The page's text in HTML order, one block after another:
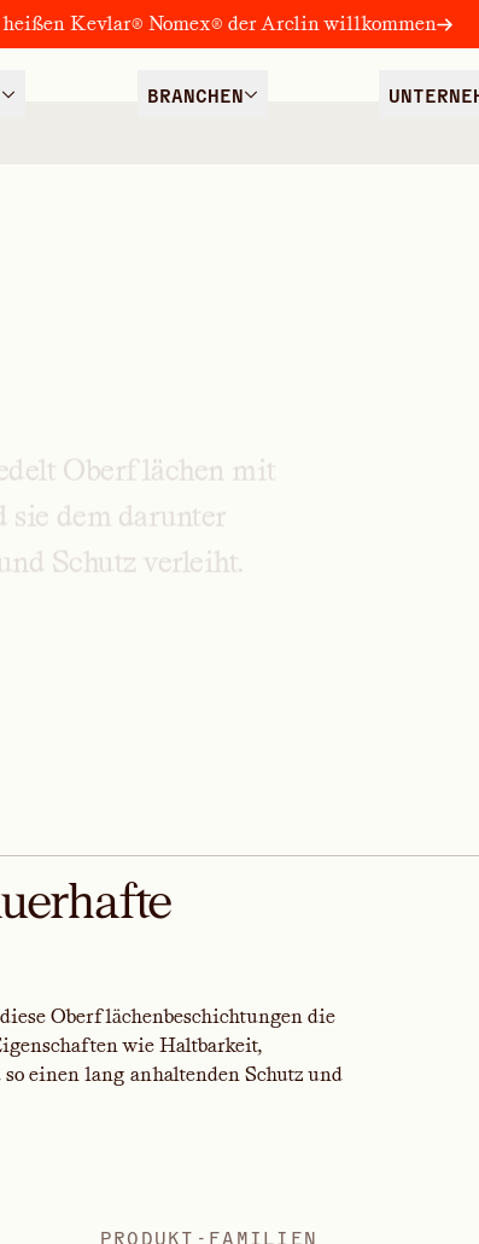
Kevlar® Nomex® der Arclin willkommen
BRANCHEN
Oberflächen mit
sie dem darunter
Schutz verleiht.
Oberflächenbeschichtungen die
wie Haltbarkeit,
einen lang anhaltenden Schutz und
PRODUKT-FAMILIEN